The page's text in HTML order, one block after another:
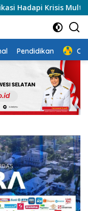
Multidimensi
Pendidikan